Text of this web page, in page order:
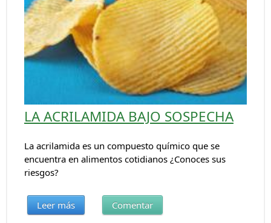
LA ACRILAMIDA BAJO SOSPECHA
La acrilamida es un compuesto químico que se
encuentra en alimentos cotidianos ¿Conoces sus
riesgos?
Leer más Comentar